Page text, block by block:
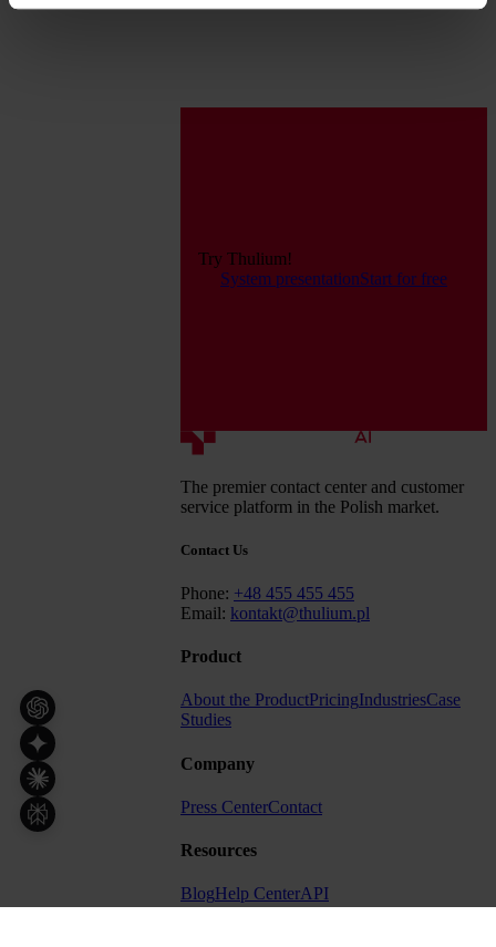
Try Thulium!
System presentationStart for free
The premier contact center and customer
service platform in the Polish market.
Contact Us
Phone: +48 455 455 455
Email: kontakt@thulium.pl
Product
About the ProductPricingIndustriesCase
Studies
Company
Press CenterContact
Resources
BlogHelp CenterAPI